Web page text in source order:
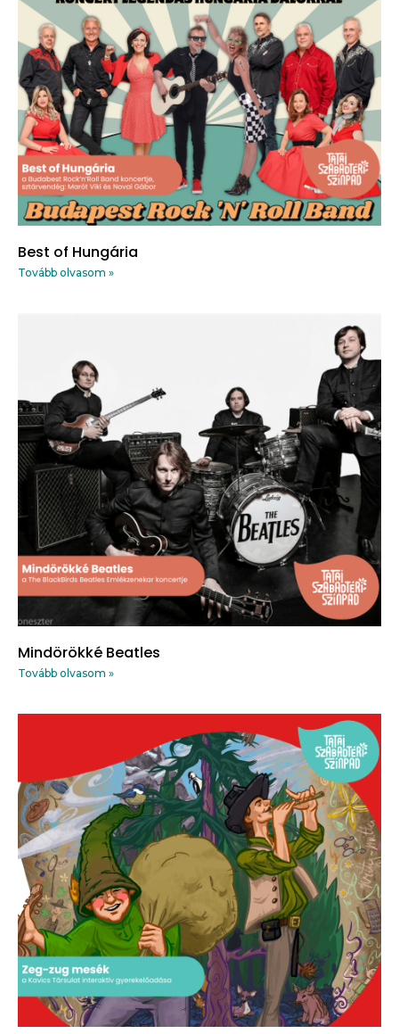
Best of Hungária
Tovább olvasom »
Mindörökké Beatles
Tovább olvasom »